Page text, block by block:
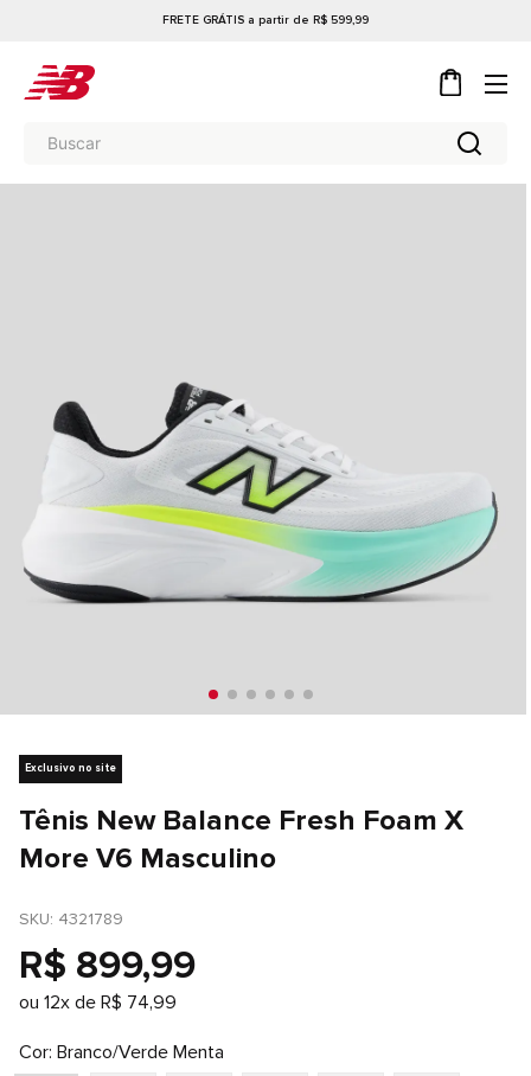
FRETE GRÁTIS a partir de R$ 599,99
Exclusivo no site
Tênis New Balance Fresh Foam X
More V6 Masculino
SKU: 4321789
R$ 899,99
ou 12x de R$ 74,99
Cor Branco/Verde Menta